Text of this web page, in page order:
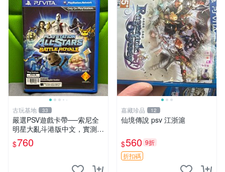
古玩基地 33
嚴選PSV遊戲卡帶──索尼全
明星大亂斗港版中文，實測性
能佳，成色如圖，確保收到同
款。拍前請查收詳情，售出商
$760
嘉藏珍品 12
仙境傳說 psv 江浙滬
$560 9折
折扣碼